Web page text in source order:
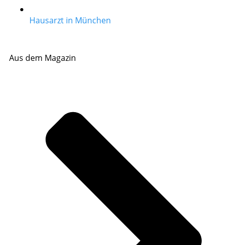
Hausarzt in München
Aus dem Magazin